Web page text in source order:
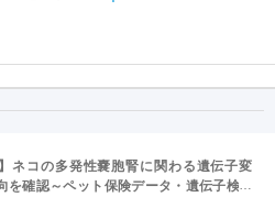
】ネコの多発性嚢胞腎に関わる遺伝子変
を確認～ペット保険データ・遺伝子検査